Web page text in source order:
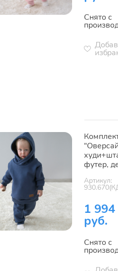
Снято с
футер,
Артикул:
1 994
руб.
Снято с